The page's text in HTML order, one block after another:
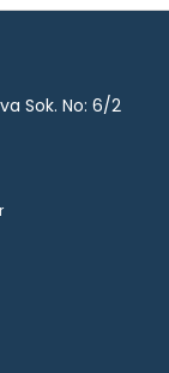
Sok. No: 6/2